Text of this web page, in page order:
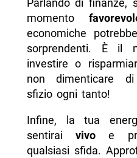
Parlando di finanze,
momento
economiche
sorprendenti. È il
investire o
non dimenticare
sfizio ogni tanto!
Infine, la tua
sentiraivivo e
qualsiasi sfida.